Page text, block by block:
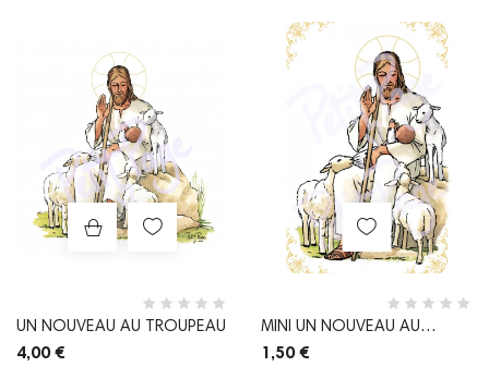
UN NOUVEAU AU TROUPEAU
4,00 €
Prix
MINI UN NOUVEAU AU
TROUPEAU
1,50 €